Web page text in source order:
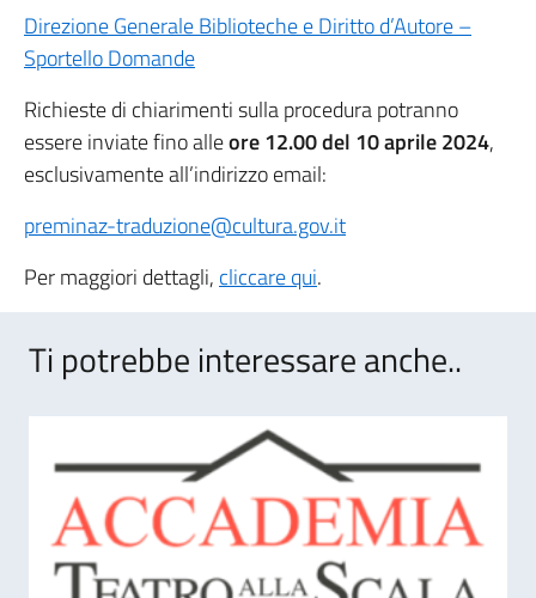
Direzione Generale Biblioteche e Diritto d’Autore –
Sportello Domande
Richieste di chiarimenti sulla procedura potranno
essere inviate fino alleore 12.00 del 10 aprile 2024,
esclusivamente all’indirizzo email:
preminaz-traduzione@cultura.gov.it
Per maggiori dettagli, cliccare qui.
Ti potrebbe interessare anche..